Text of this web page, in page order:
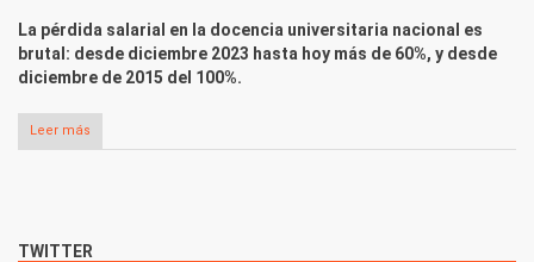
La pérdida salarial en la docencia universitaria nacional es
brutal: desde diciembre 2023 hasta hoy más de 60%, y desde
diciembre de 2015 del 100%.
Leer más
salarial de la docencia pre y universitaria
TWITTER